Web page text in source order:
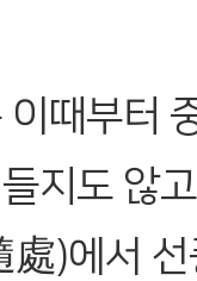
이때부터
지도 않
)에서